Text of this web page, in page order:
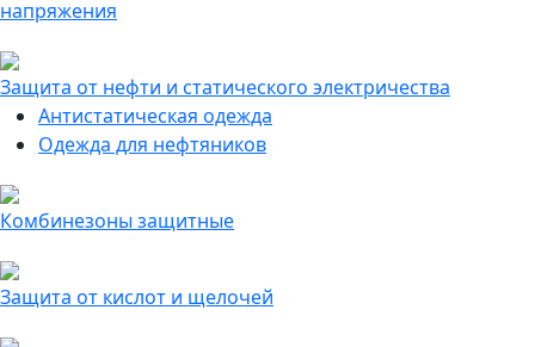
напряжения
Защита от нефти и статического электричества
Антистатическая одежда
Одежда для нефтяников
Комбинезоны защитные
Защита от кислот и щелочей